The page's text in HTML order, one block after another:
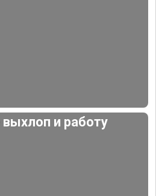
и работу